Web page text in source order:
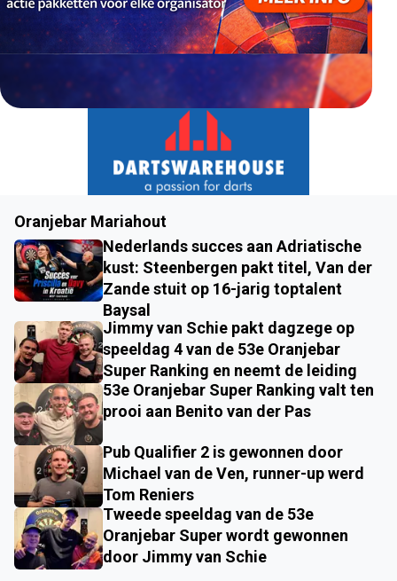
Oranjebar Mariahout
Nederlands succes aan Adriatische
kust: Steenbergen pakt titel, Van der
Zande stuit op 16-jarig toptalent
Baysal
Jimmy van Schie pakt dagzege op
speeldag 4 van de 53e Oranjebar
Super Ranking en neemt de leiding
53e Oranjebar Super Ranking valt ten
prooi aan Benito van der Pas
Pub Qualifier 2 is gewonnen door
Michael van de Ven, runner-up werd
Tom Reniers
Tweede speeldag van de 53e
Oranjebar Super wordt gewonnen
door Jimmy van Schie